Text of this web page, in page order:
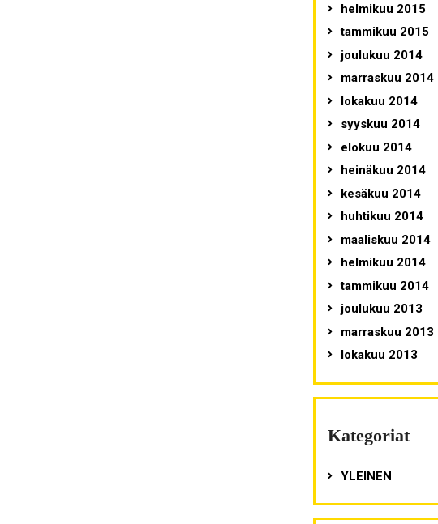
helmikuu 2015
tammikuu 2015
joulukuu 2014
marraskuu 2014
lokakuu 2014
syyskuu 2014
elokuu 2014
heinäkuu 2014
kesäkuu 2014
huhtikuu 2014
maaliskuu 2014
helmikuu 2014
tammikuu 2014
joulukuu 2013
marraskuu 2013
lokakuu 2013
Kategoriat
YLEINEN